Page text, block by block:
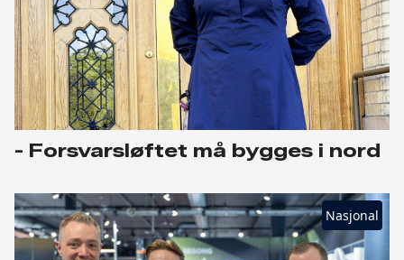
- Forsvarsløftet må bygges i nord
Nasjonal